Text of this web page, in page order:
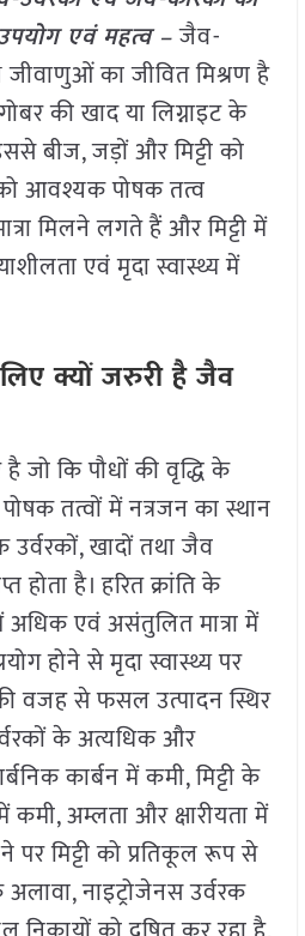
एवं महत्व –जैव-
जीवाणुओं का जीवित मिश्रण है
की खाद या लिग्नाइट के
बीज, जड़ों और मिट्टी को
आवश्यक पोषक तत्व
मिलने लगते हैं और मिट्टी में
एवं मृदा स्वास्थ्य में
क्यों जरुरी है जैव
जो कि पौधों की वृद्धि के
तत्वों में नत्रजन का स्थान
उर्वरकों, खादों तथा जैव
होता है। हरित क्रांति के
एवं असंतुलित मात्रा में
होने से मृदा स्वास्थ्य पर
वजह से फसल उत्पादन स्थिर
के अत्यधिक और
कार्बन में कमी, मिट्टी के
कमी, अम्लता और क्षारीयता में
पर मिट्टी को प्रतिकूल रूप से
नाइट्रोजेनस उर्वरक